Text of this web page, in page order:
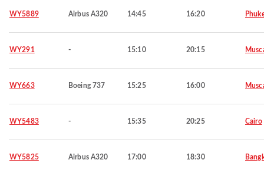
WY5889 Airbus A320 14:45 16:20
WY291 - 15:10 20:15
WY663 Boeing 737 15:25 16:00
WY5483 - 15:35 20:25 Cairo
WY5825 Airbus A320 17:00 18:30